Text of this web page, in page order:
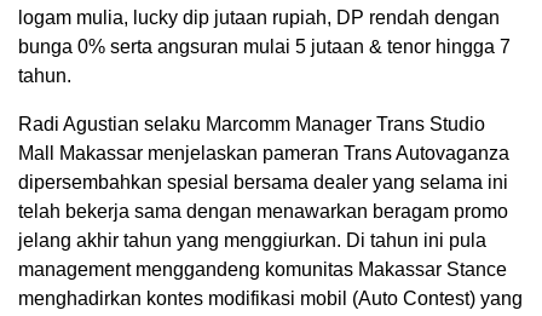
logam mulia, lucky dip jutaan rupiah, DP rendah dengan
bunga 0% serta angsuran mulai 5 jutaan & tenor hingga 7
tahun.
Radi Agustian selaku Marcomm Manager Trans Studio
Mall Makassar menjelaskan pameran Trans Autovaganza
dipersembahkan spesial bersama dealer yang selama ini
telah bekerja sama dengan menawarkan beragam promo
jelang akhir tahun yang menggiurkan. Di tahun ini pula
management menggandeng komunitas Makassar Stance
menghadirkan kontes modifikasi mobil (Auto Contest) yang